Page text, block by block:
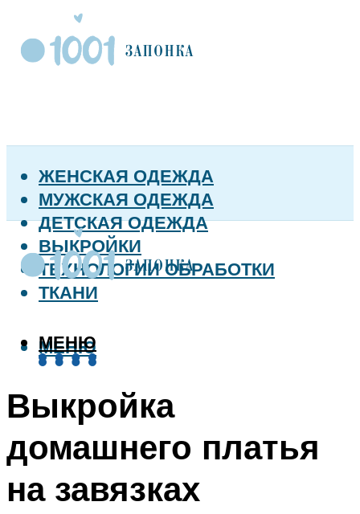
ЖЕНСКАЯ ОДЕЖДА
МУЖСКАЯ ОДЕЖДА
ДЕТСКАЯ ОДЕЖДА
ВЫКРОЙКИ
ТЕХНОЛОГИИ ОБРАБОТКИ
ТКАНИ
МЕНЮ
МЕНЮ
Выкройка
домашнего платья
на завязках